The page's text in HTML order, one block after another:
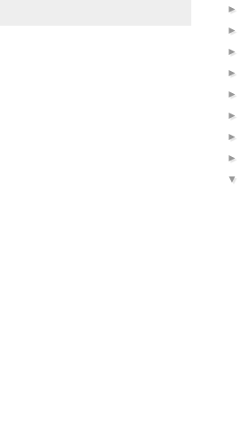
►
►
►
►
►
►
►
►
▼